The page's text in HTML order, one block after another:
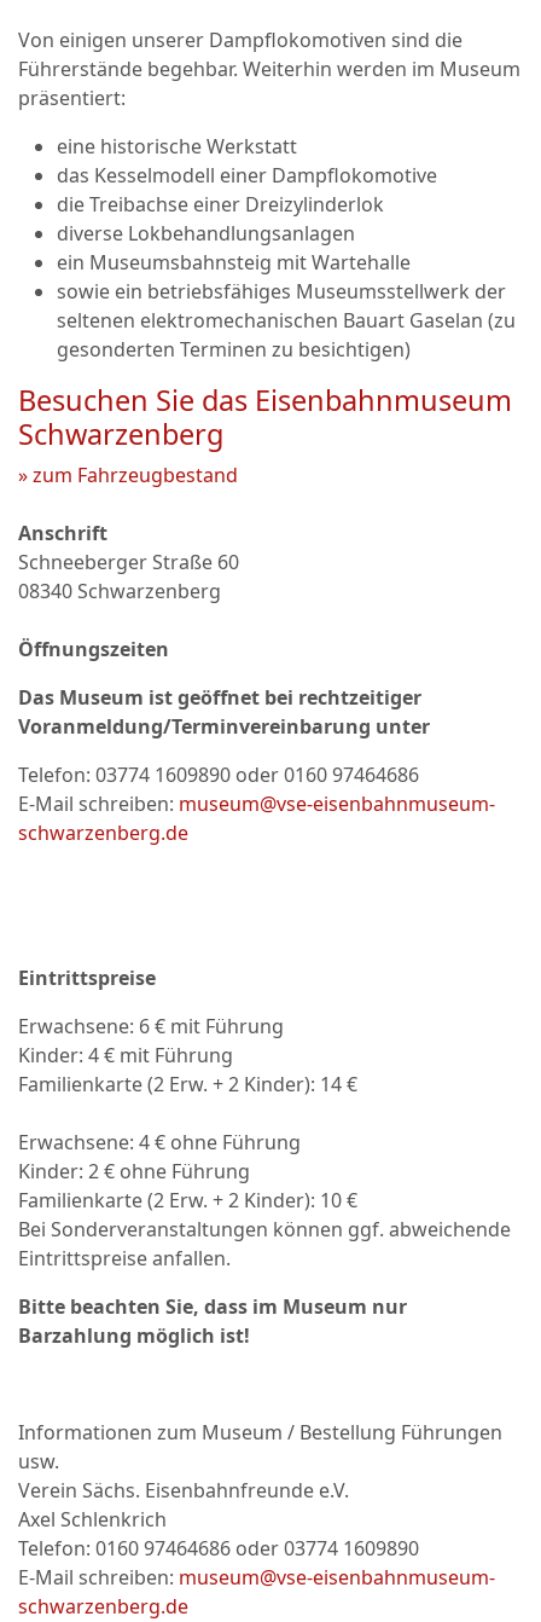
Von einigen unserer Dampflokomotiven sind die
Führerstände begehbar. Weiterhin werden im Museum
präsentiert:
eine historische Werkstatt
das Kesselmodell einer Dampflokomotive
die Treibachse einer Dreizylinderlok
diverse Lokbehandlungsanlagen
ein Museumsbahnsteig mit Wartehalle
sowie ein betriebsfähiges Museumsstellwerk der
seltenen elektromechanischen Bauart Gaselan (zu
gesonderten Terminen zu besichtigen)
Besuchen Sie das Eisenbahnmuseum
Schwarzenberg
» zum Fahrzeugbestand
Anschrift
Schneeberger Straße 60
08340 Schwarzenberg
Öffnungszeiten
Das Museum ist geöffnet bei rechtzeitiger
Voranmeldung/Terminvereinbarung unter
Telefon: 03774 1609890 oder 0160 97464686
E-Mail schreiben: museum@vse-eisenbahnmuseum-
schwarzenberg.de
Eintrittspreise
Erwachsene: 6 € mit Führung
Kinder: 4 € mit Führung
Familienkarte (2 Erw. + 2 Kinder): 14 €
Erwachsene: 4 € ohne Führung
Kinder: 2 € ohne Führung
Familienkarte (2 Erw. + 2 Kinder): 10 €
Bei Sonderveranstaltungen können ggf. abweichende
Eintrittspreise anfallen.
Bitte beachten Sie, dass im Museum nur
Barzahlung möglich ist!
Informationen zum Museum / Bestellung Führungen
usw.
Verein Sächs. Eisenbahnfreunde e.V.
Axel Schlenkrich
Telefon: 0160 97464686 oder03774 1609890
E-Mail schreiben: museum@vse-eisenbahnmuseum-
schwarzenberg.de